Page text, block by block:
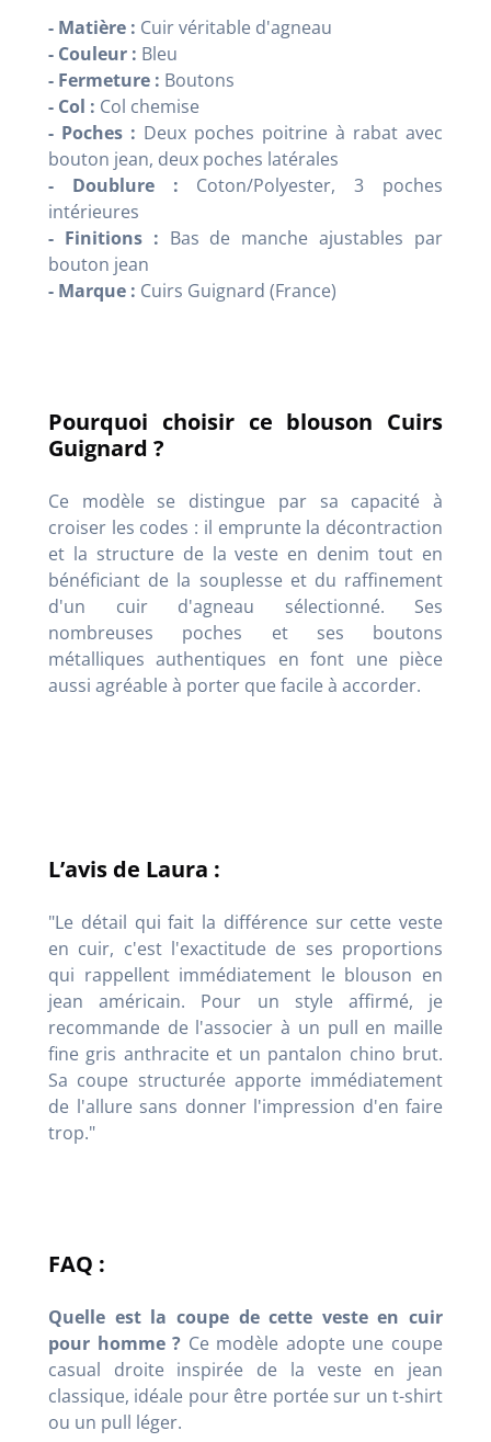
- Matière : Cuir véritable d'agneau
- Couleur : Bleu
- Fermeture : Boutons
- Col : Col chemise
- Poches : Deux poches poitrine à rabat avec
bouton jean, deux poches latérales
- Doublure : Coton/Polyester, 3 poches
intérieures
- Finitions : Bas de manche ajustables par
bouton jean
- Marque : Cuirs Guignard (France)
Pourquoi choisir ce blouson Cuirs
Guignard ?
Ce modèle se distingue par sa capacité à
croiser les codes : il emprunte la décontraction
et la structure de la veste en denim tout en
bénéficiant de la souplesse et du raffinement
d'un cuir d'agneau sélectionné. Ses
nombreuses poches et ses boutons
métalliques authentiques en font une pièce
aussi agréable à porter que facile à accorder.
L’avis de Laura :
"Le détail qui fait la différence sur cette veste
en cuir, c'est l'exactitude de ses proportions
qui rappellent immédiatement le blouson en
jean américain. Pour un style affirmé, je
recommande de l'associer à un pull en maille
fine gris anthracite et un pantalon chino brut.
Sa coupe structurée apporte immédiatement
de l'allure sans donner l'impression d'en faire
trop."
FAQ :
Quelle est la coupe de cette veste en cuir
pour homme ? Ce modèle adopte une coupe
casual droite inspirée de la veste en jean
classique, idéale pour être portée sur un t-shirt
ou un pull léger.